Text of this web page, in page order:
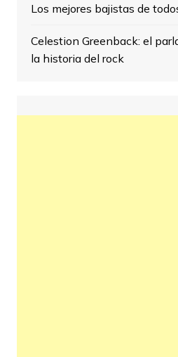
Los mejores bajistas de
Celestion Greenback: el
la historia del rock